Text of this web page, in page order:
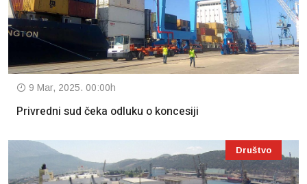
9 Mar, 2025. 00:00h
Privredni sud čeka odluku o koncesiji
Društvo